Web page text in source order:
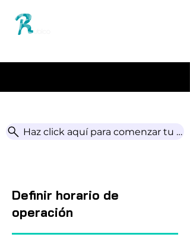
Haz click aquí para comenzar tu
Definir horario de
operación